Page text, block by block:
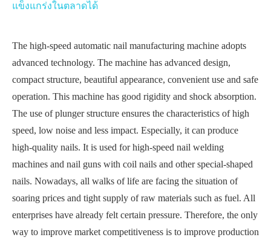
แข็งแกร่งในตลาดได้
The high-speed automatic nail manufacturing machine adopts
advanced technology. The machine has advanced design,
compact structure, beautiful appearance, convenient use and safe
operation. This machine has good rigidity and shock absorption.
The use of plunger structure ensures the characteristics of high
speed, low noise and less impact. Especially, it can produce
high-quality nails. It is used for high-speed nail welding
machines and nail guns with coil nails and other special-shaped
nails. Nowadays, all walks of life are facing the situation of
soaring prices and tight supply of raw materials such as fuel. All
enterprises have already felt certain pressure. Therefore, the only
way to improve market competitiveness is to improve production